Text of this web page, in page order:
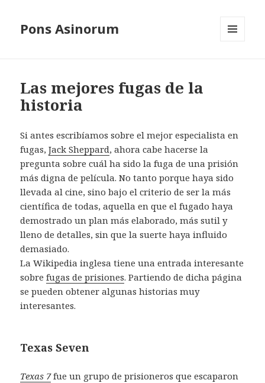
Pons Asinorum
Las mejores fugas de la
historia
Si antes escribíamos sobre el mejor especialista en
fugas,Jack Sheppard, ahora cabe hacerse la
pregunta sobre cuál ha sido la fuga de una prisión
más digna de película. No tanto porque haya sido
llevada al cine, sino bajo el criterio de ser la más
científica de todas, aquella en que el fugado haya
demostrado un plan más elaborado, más sutil y
lleno de detalles, sin que la suerte haya influido
demasiado.
La Wikipedia inglesa tiene una entrada interesante
sobrefugas de prisiones. Partiendo de dicha página
se pueden obtener algunas historias muy
interesantes.
Texas Seven
Texas 7fue un grupo de prisioneros que escaparon